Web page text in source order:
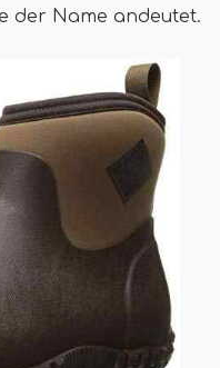
der Name andeutet.